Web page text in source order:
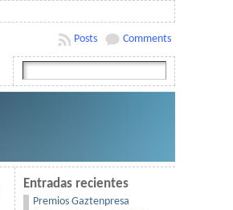
Comments
Posts
Entradas recientes
Premios Gaztenpresa